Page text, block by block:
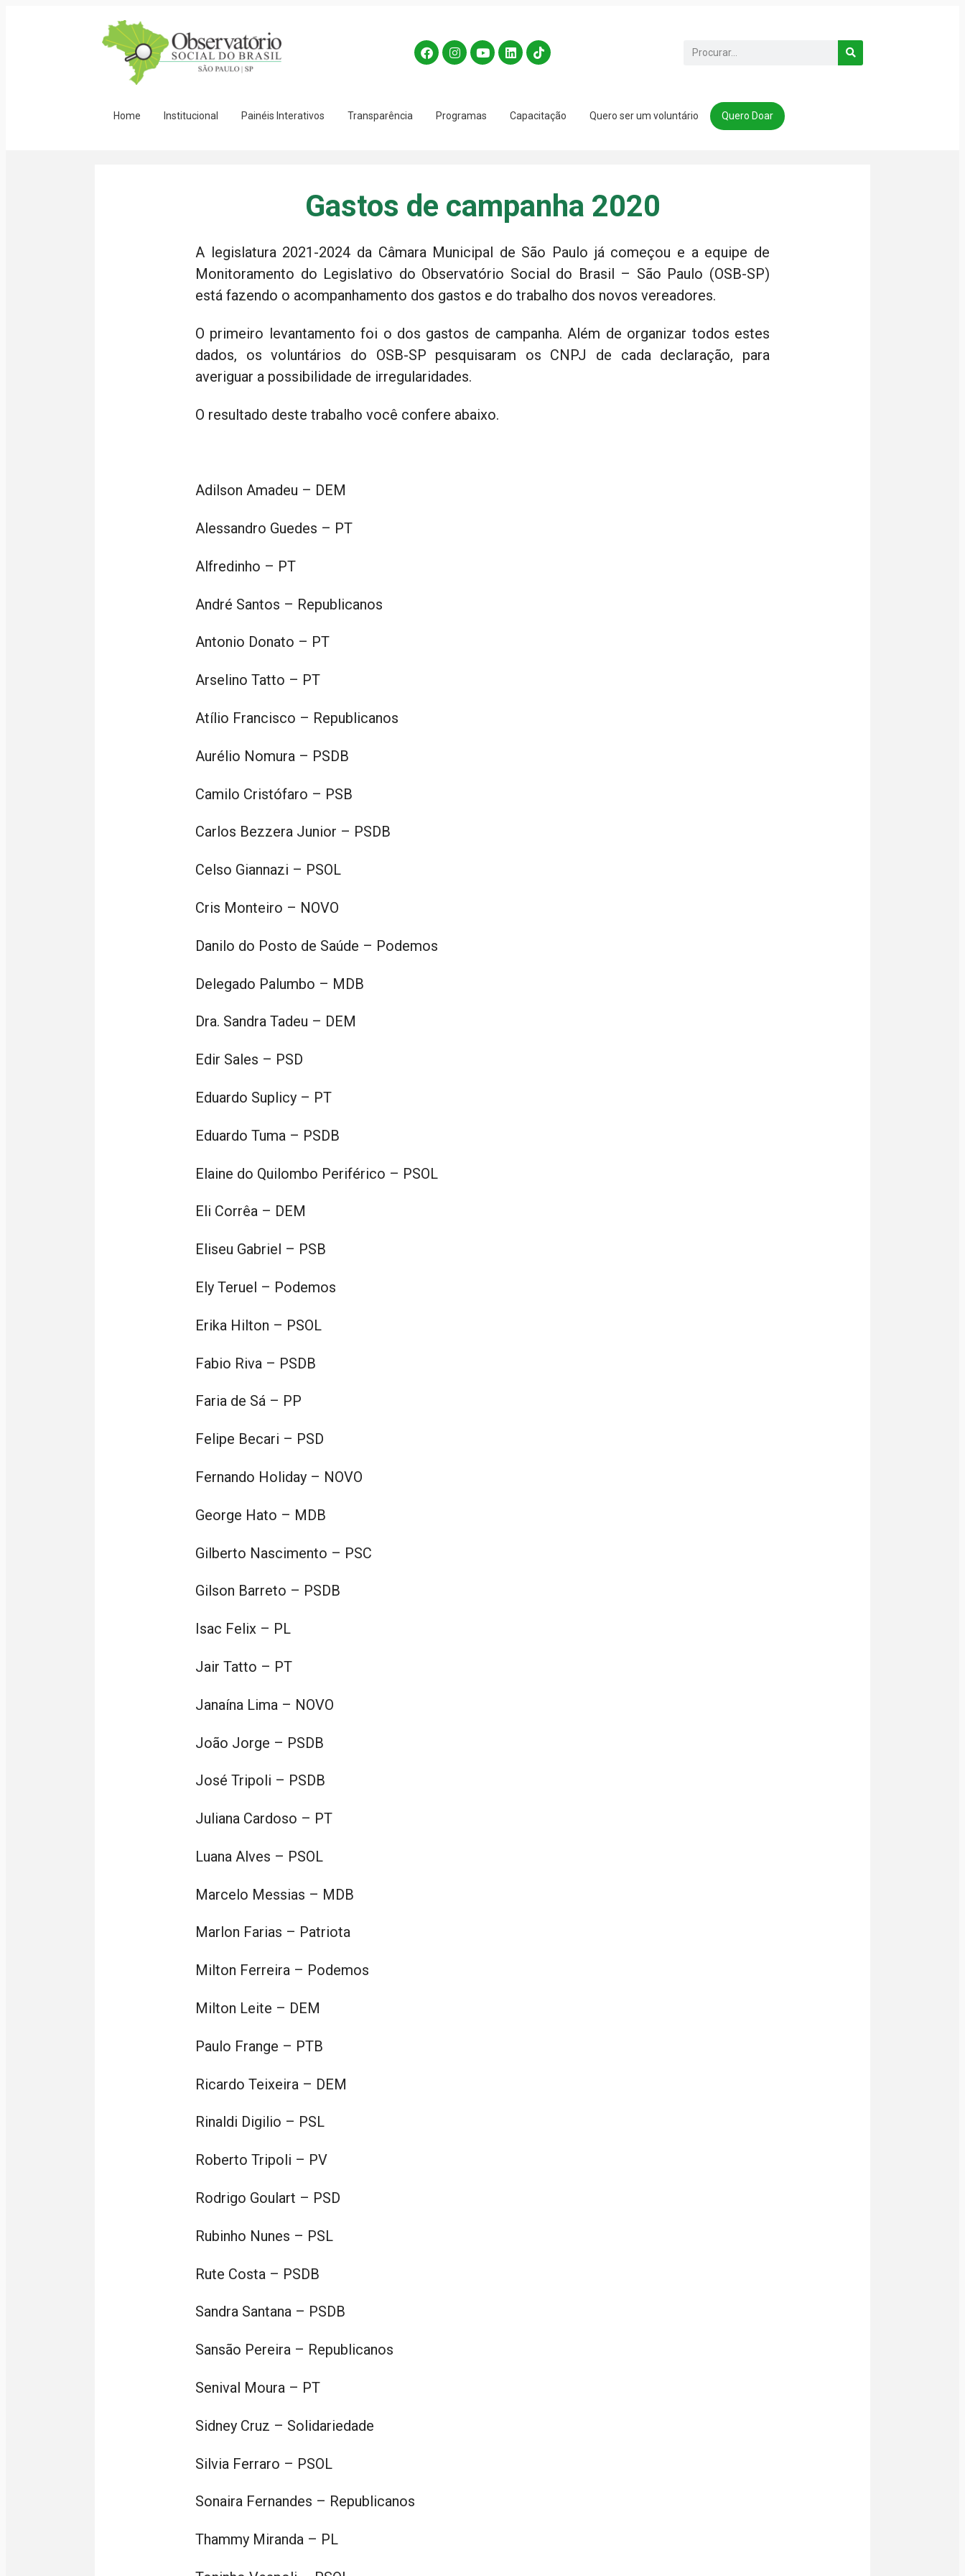
Home Institucional Painéis Interativos Transparência Programas Capacitação Quero ser um voluntário Quero Doar
Gastos de campanha 2020
A legislatura 2021-2024 da Câmara Municipal de São Paulo já começou e a equipe de
Monitoramento do Legislativo do Observatório Social do Brasil – São Paulo (OSB-SP)
está fazendo o acompanhamento dos gastos e do trabalho dos novos vereadores.
O primeiro levantamento foi o dos gastos de campanha. Além de organizar todos estes
dados, os voluntários do OSB-SP pesquisaram os CNPJ de cada declaração, para
averiguar a possibilidade de irregularidades.
O resultado deste trabalho você confere abaixo.
Adilson Amadeu – DEM
Alessandro Guedes – PT
Alfredinho – PT
André Santos – Republicanos
Antonio Donato – PT
Arselino Tatto – PT
Atílio Francisco – Republicanos
Aurélio Nomura – PSDB
Camilo Cristófaro – PSB
Carlos Bezzera Junior – PSDB
Celso Giannazi – PSOL
Cris Monteiro – NOVO
Danilo do Posto de Saúde – Podemos
Delegado Palumbo – MDB
Dra. Sandra Tadeu – DEM
Edir Sales – PSD
Eduardo Suplicy – PT
Eduardo Tuma – PSDB
Elaine do Quilombo Periférico – PSOL
Eli Corrêa – DEM
Eliseu Gabriel – PSB
Ely Teruel – Podemos
Erika Hilton – PSOL
Fabio Riva – PSDB
Faria de Sá – PP
Felipe Becari – PSD
Fernando Holiday – NOVO
George Hato – MDB
Gilberto Nascimento – PSC
Gilson Barreto – PSDB
Isac Felix – PL
Jair Tatto – PT
Janaína Lima – NOVO
João Jorge – PSDB
José Tripoli – PSDB
Juliana Cardoso – PT
Luana Alves – PSOL
Marcelo Messias – MDB
Marlon Farias – Patriota
Milton Ferreira – Podemos
Milton Leite – DEM
Paulo Frange – PTB
Ricardo Teixeira – DEM
Rinaldi Digilio – PSL
Roberto Tripoli – PV
Rodrigo Goulart – PSD
Rubinho Nunes – PSL
Rute Costa – PSDB
Sandra Santana – PSDB
Sansão Pereira – Republicanos
Senival Moura – PT
Sidney Cruz – Solidariedade
Silvia Ferraro – PSOL
Sonaira Fernandes – Republicanos
Thammy Miranda – PL